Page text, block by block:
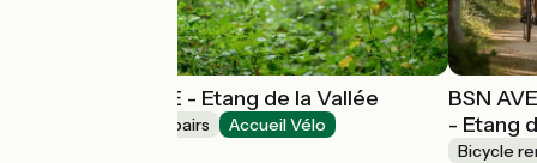
BSN AVENTURE - Etang de la Vallée
Bicycle rentals/ repairs Accueil Vélo
BSN
- Etang
Bicycle